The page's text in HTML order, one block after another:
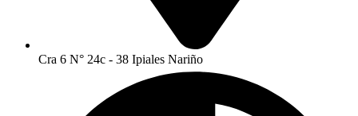
Cra 6 N° 24c - 38 Ipiales Nariño